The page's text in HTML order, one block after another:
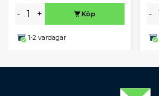
- + Köp
1-2 vardagar
-